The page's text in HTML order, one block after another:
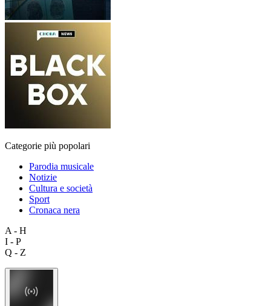
Categorie più popolari
Parodia musicale
Notizie
Cultura e società
Sport
Cronaca nera
A - H
I - P
Q - Z